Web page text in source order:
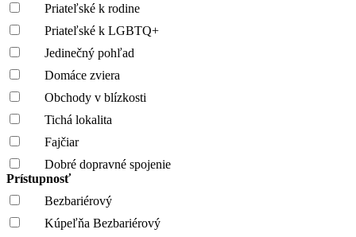
Priateľské k rodine
Priateľské k LGBTQ+
Jedinečný pohľad
Domáce zviera
Obchody v blízkosti
Tichá lokalita
Fajčiar
Dobré dopravné spojenie
Prístupnosť
Bezbariérový
Kúpeľňa Bezbariérový